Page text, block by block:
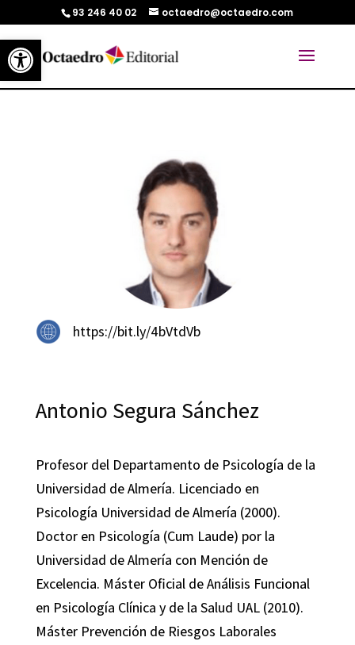
Abrir barra de herramientas
93 246 40 02 octaedro@octaedro.com
https://bit.ly/4bVtdVb
Antonio Segura Sánchez
Profesor del Departamento de Psicología de la
Universidad de Almería. Licenciado en
Psicología Universidad de Almería (2000).
Doctor en Psicología (Cum Laude) por la
Universidad de Almería con Mención de
Excelencia. Máster Oficial de Análisis Funcional
en Psicología Clínica y de la Salud UAL (2010).
Máster Prevención de Riesgos Laborales